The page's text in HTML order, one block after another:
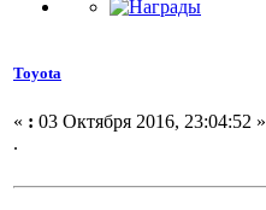
Toyota
« : 03 Октября 2016, 23:04:52 »
.